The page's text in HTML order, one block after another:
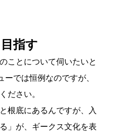
指す
ことについて伺いたいと
ーでは恒例なのですが、
ださい。
根底にあるんですが、入
」が、ギークス文化を表